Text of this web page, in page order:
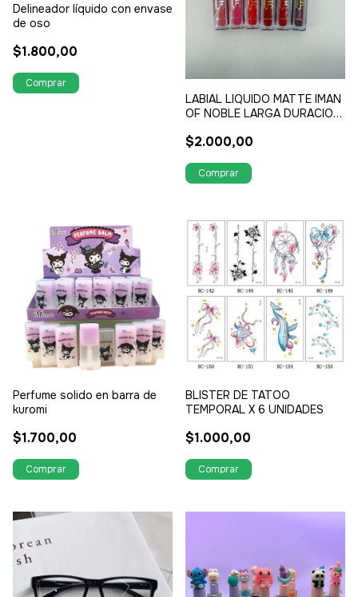
Delineador líquido con envase
de oso
$1.800,00
LABIAL LIQUIDO MATTE IMAN
OF NOBLE LARGA DURACION,
DE AGUA
$2.000,00
Perfume solido en barra de
kuromi
$1.700,00
BLISTER DE TATOO
TEMPORAL X 6 UNIDADES
$1.000,00